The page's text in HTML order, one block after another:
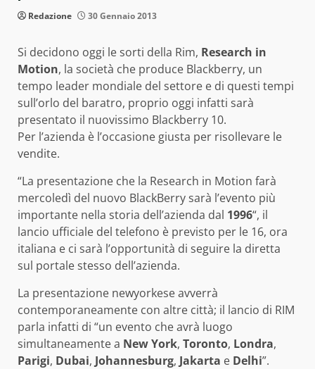
Redazione 30 Gennaio 2013
Si decidono oggi le sorti della Rim, Research in
Motion, la società che produce Blackberry, un
tempo leader mondiale del settore e di questi tempi
sull’orlo del baratro, proprio oggi infatti sarà
presentato il nuovissimo Blackberry 10.
Per l’azienda è l’occasione giusta per risollevare le
vendite.
“La presentazione che la Research in Motion farà
mercoledì del nuovo BlackBerry sarà l’evento più
importante nella storia dell’azienda dal 1996“, il
lancio ufficiale del telefono è previsto per le 16, ora
italiana e ci sarà l’opportunità di seguire la diretta
sul portale stesso dell’azienda.
La presentazione newyorkese avverrà
contemporaneamente con altre città; il lancio di RIM
parla infatti di “un evento che avrà luogo
simultaneamente a New York, Toronto, Londra,
Parigi, Dubai, Johannesburg, Jakarta e Delhi”.